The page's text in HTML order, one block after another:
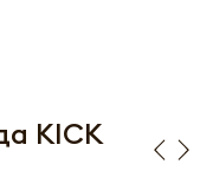
KICK